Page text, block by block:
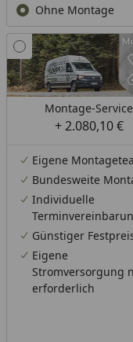
Ohne Montage
Montage-Service
+ 2.080,10 €
Eigene
Bundesweite
Individuelle
Günstiger
Eigene
Stromversorgung
erforderlich